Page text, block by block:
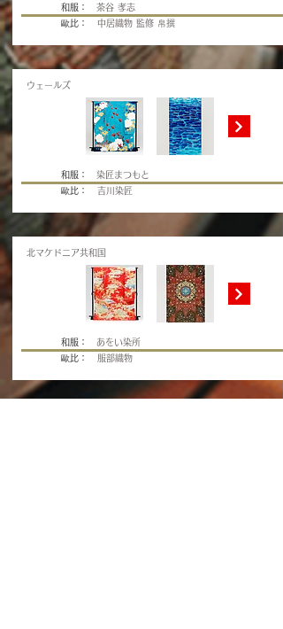
茶谷 孝志
中居織物 監修 帛撰
和服：
歐比：
ウェールズ
染匠まつもと
吉川染匠
和服：
歐比：
北マケドニア共和国
あをい染所
服部織物
和服：
歐比：